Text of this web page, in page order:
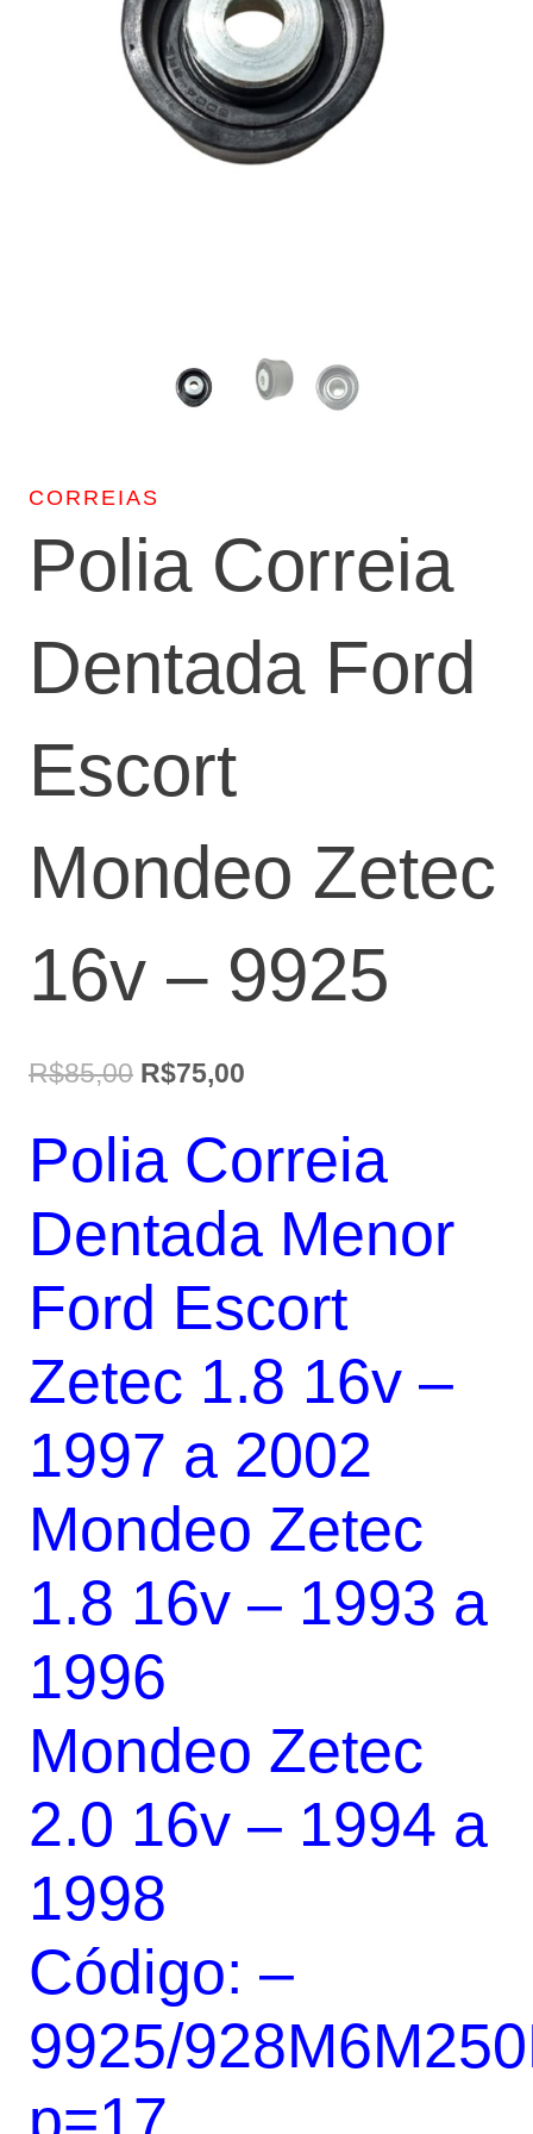
CORREIAS
Polia Correia
Dentada Ford
Escort
Mondeo Zetec
16v – 9925
R$85,00 O
original
R$85,00.
R$75,00
atual
R$75,00.
Polia Correia
Dentada Menor
Ford Escort
Zetec 1.8 16v –
1997 a 2002
Mondeo Zetec
1.8 16v – 1993 a
1996
Mondeo Zetec
2.0 16v – 1994 a
1998
Código: –
9925/
p=17